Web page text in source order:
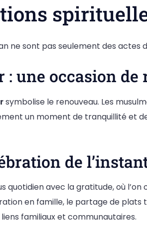
ne sont pas seulement des
: une occasion de
symbolise le renouveau. Les
un moment de tranquillité et
de
quotidien avec la gratitude, où
en famille, le partage de
familiaux et communautaires.